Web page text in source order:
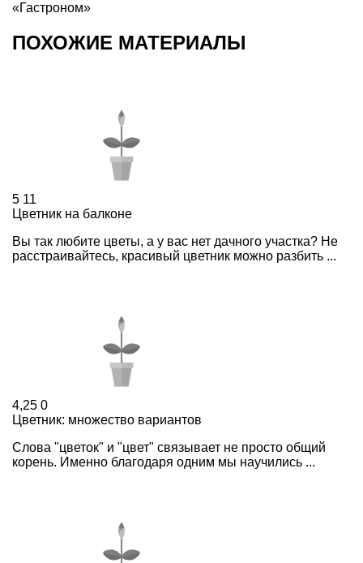
«Гастроном»
ПОХОЖИЕ МАТЕРИАЛЫ
5 11
Цветник на балконе
Вы так любите цветы, а у вас нет дачного участка? Не
расстраивайтесь, красивый цветник можно разбить ...
4,25 0
Цветник: множество вариантов
Слова "цветок" и "цвет" связывает не просто общий
корень. Именно благодаря одним мы научились ...